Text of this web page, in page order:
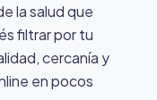
la salud que
filtrar por tu
cercanía y
en pocos